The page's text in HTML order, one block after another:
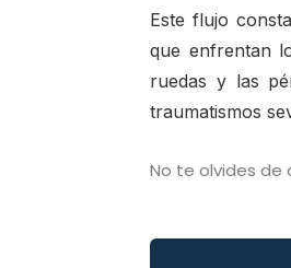
Este flujo
que enfrentan
ruedas y las
traumatismos
No te olvides de